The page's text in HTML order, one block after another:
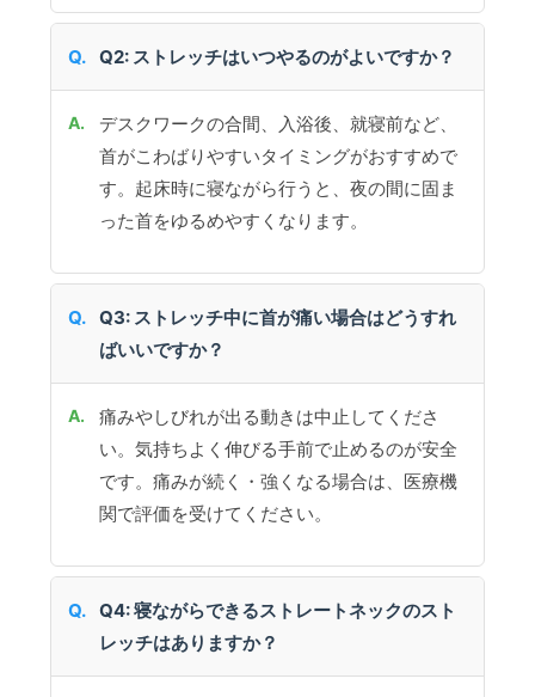
Q2: ストレッチはいつやるのがよいですか？
デスクワークの合間、入浴後、就寝前など、
首がこわばりやすいタイミングがおすすめで
す。起床時に寝ながら行うと、夜の間に固ま
った首をゆるめやすくなります。
Q3: ストレッチ中に首が痛い場合はどうすれ
ばいいですか？
痛みやしびれが出る動きは中止してくださ
い。気持ちよく伸びる手前で止めるのが安全
です。痛みが続く・強くなる場合は、医療機
関で評価を受けてください。
Q4: 寝ながらできるストレートネックのスト
レッチはありますか？